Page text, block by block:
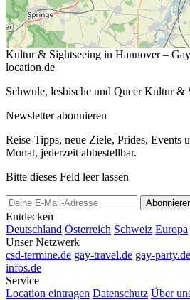
Kultur & Sightseeing in Hannover –
location.de
Schwule, lesbische und Queer Kultur &
Newsletter abonnieren
Reise-Tipps, neue Ziele, Prides, Events
Monat, jederzeit abbestellbar.
Bitte dieses Feld leer lassen
Entdecken
Deutschland Österreich Schweiz Europa
Unser Netzwerk
csd-termine.de gay-travel.de gay-party.de
infos.de
Service
Location eintragen Datenschutz Über